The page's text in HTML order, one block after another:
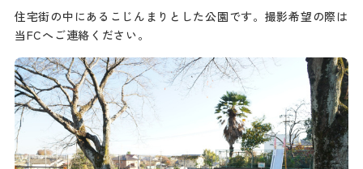
住宅街の中にあるこじんまりとした公園です。撮影希望の際は
当FCへご連絡ください。